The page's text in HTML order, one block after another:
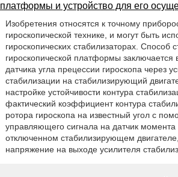
платформы и устройство для его
Изобретения относятся к точному
гироскопической технике, и могут быть
гироскопических стабилизаторах. Способ
гироскопической платформы заключается
датчика угла прецессии гироскопа через
стабилизации на стабилизирующий
настройке устойчивости контура
фактический коэффициент контура
ротора гироскопа на известный угол с
управляющего сигнала на датчик момента
отключенном стабилизирующем
напряжение на выходе усилителя